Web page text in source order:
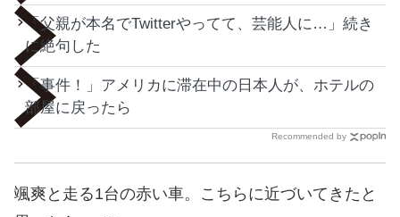
「父親が本名でTwitterやってて、芸能人に…」続き
に絶句した
「事件！」アメリカに滞在中の日本人が、ホテルの
部屋に戻ったら
Recommended by
颯爽と走る1台の赤い車。こちらに近づいてきたと